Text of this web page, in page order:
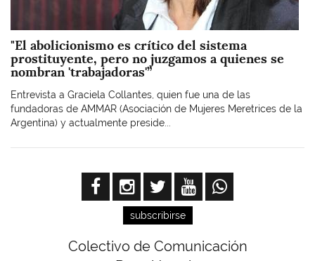
"El abolicionismo es crítico del sistema
prostituyente, pero no juzgamos a quienes se
nombran 'trabajadoras'”
Entrevista a Graciela Collantes, quien fue una de las
fundadoras de AMMAR (Asociación de Mujeres Meretrices de la
Argentina) y actualmente preside...
subscribirse
Colectivo de Comunicación